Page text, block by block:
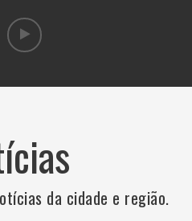
da cidade e região.